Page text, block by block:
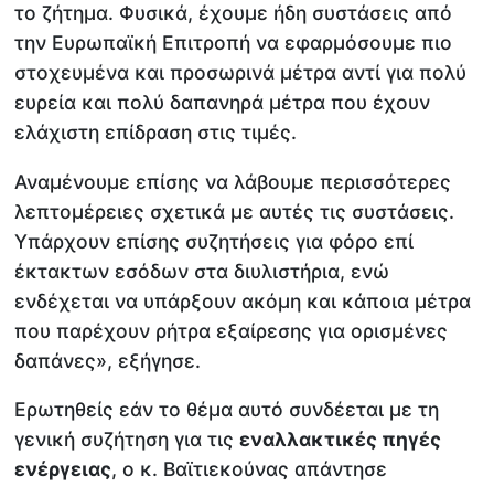
το ζήτημα. Φυσικά, έχουμε ήδη συστάσεις από
την Ευρωπαϊκή Επιτροπή να εφαρμόσουμε πιο
στοχευμένα και προσωρινά μέτρα αντί για πολύ
ευρεία και πολύ δαπανηρά μέτρα που έχουν
ελάχιστη επίδραση στις τιμές.
Αναμένουμε επίσης να λάβουμε περισσότερες
λεπτομέρειες σχετικά με αυτές τις συστάσεις.
Υπάρχουν επίσης συζητήσεις για φόρο επί
έκτακτων εσόδων στα διυλιστήρια, ενώ
ενδέχεται να υπάρξουν ακόμη και κάποια μέτρα
που παρέχουν ρήτρα εξαίρεσης για ορισμένες
δαπάνες», εξήγησε.
Ερωτηθείς εάν το θέμα αυτό συνδέεται με τη
γενική συζήτηση για τιςεναλλακτικές πηγές
ενέργειας, ο κ. Βαϊτιεκούνας απάντησε